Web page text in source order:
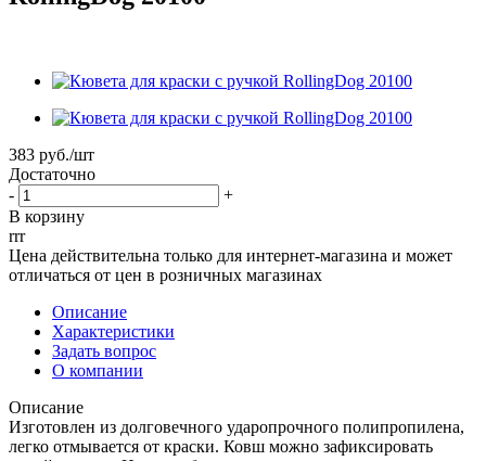
383 руб./шт
Достаточно
-
+
В корзину
rrr
Цена действительна только для интернет-магазина и может
отличаться от цен в розничных магазинах
Описание
Характеристики
Задать вопрос
О компании
Описание
Изготовлен из долговечного ударопрочного полипропилена,
легко отмывается от краски. Ковш можно зафиксировать